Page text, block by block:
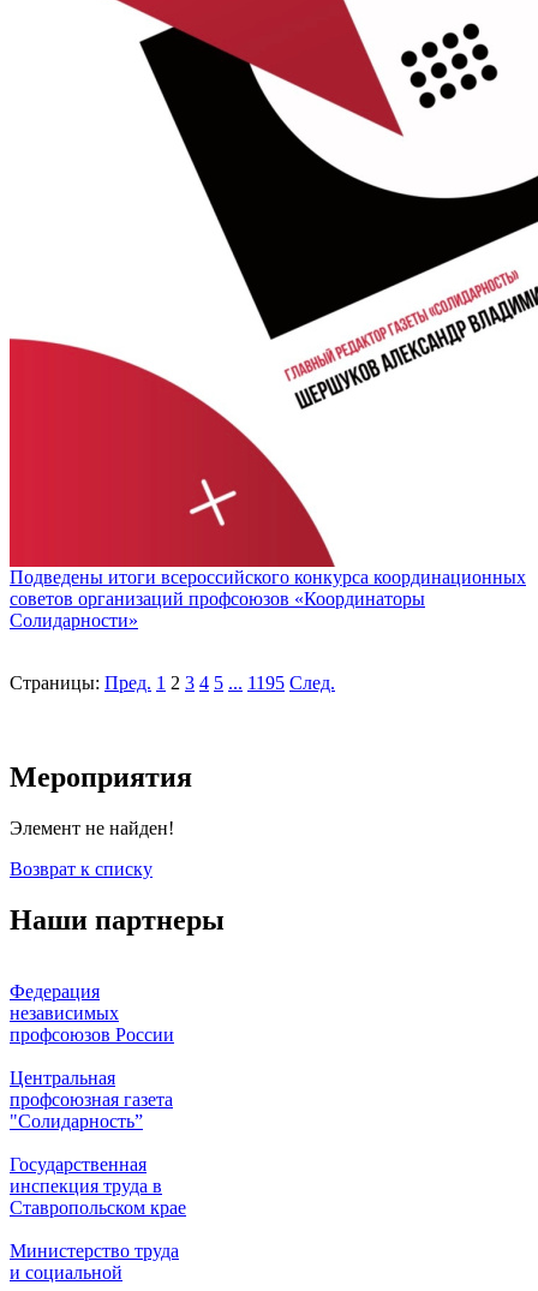
Подведены итоги всероссийского конкурса координационных
советов организаций профсоюзов «Координаторы
Солидарности»
Страницы: Пред. 1 2 3 4 5 ... 1195 След.
Мероприятия
Элемент не найден!
Возврат к списку
Наши партнеры
Федерация
независимых
профсоюзов России
Центральная
профсоюзная газета
"Солидарность”
Государственная
инспекция труда в
Ставропольском крае
Министерство труда
и социальной